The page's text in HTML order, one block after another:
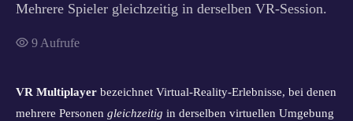
Mehrere Spieler gleichzeitig in derselben VR-Session.
9 Aufrufe
VR Multiplayer bezeichnet Virtual-Reality-Erlebnisse, bei denen
mehrere Personen gleichzeitig in derselben virtuellen Umgebung